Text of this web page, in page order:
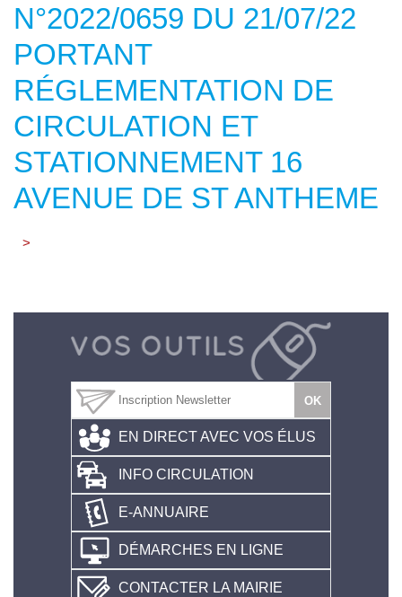
N°2022/0659 DU 21/07/22
PORTANT
RÉGLEMENTATION DE
CIRCULATION ET
STATIONNEMENT 16
AVENUE DE ST ANTHEME
>
EN DIRECT AVEC VOS ÉLUS
INFO CIRCULATION
E-ANNUAIRE
DÉMARCHES EN LIGNE
CONTACTER LA MAIRIE